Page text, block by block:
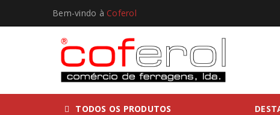
Bem-vindo à Coferol
TODOS OS PRODUTOS